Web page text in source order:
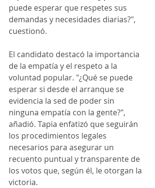
puede esperar que respetes sus
demandas y necesidades diarias?",
cuestionó.
El candidato destacó la importancia
de la empatía y el respeto a la
voluntad popular. "¿Qué se puede
esperar si desde el arranque se
evidencia la sed de poder sin
ninguna empatía con la gente?",
añadió. Tapia enfatizó que seguirán
los procedimientos legales
necesarios para asegurar un
recuento puntual y transparente de
los votos que, según él, le otorgan la
victoria.